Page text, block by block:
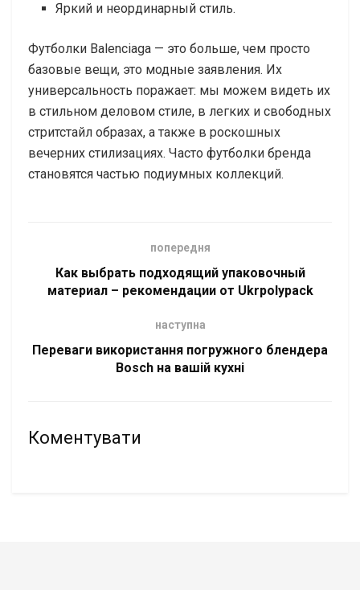
Яркий и неординарный стиль.
Футболки Balenciaga — это больше, чем просто
базовые вещи, это модные заявления. Их
универсальность поражает: мы можем видеть их
в стильном деловом стиле, в легких и свободных
стритстайл образах, а также в роскошных
вечерних стилизациях. Часто футболки бренда
становятся частью подиумных коллекций.
попередня
Как выбрать подходящий упаковочный
материал – рекомендации от Ukrpolypack
наступна
Переваги використання погружного блендера
Bosch на вашій кухні
Коментувати